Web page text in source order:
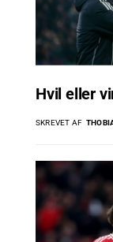
Hvil eller
SKREVET AF